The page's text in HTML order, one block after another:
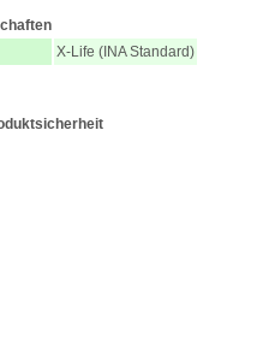
X-Life (INA Standard)